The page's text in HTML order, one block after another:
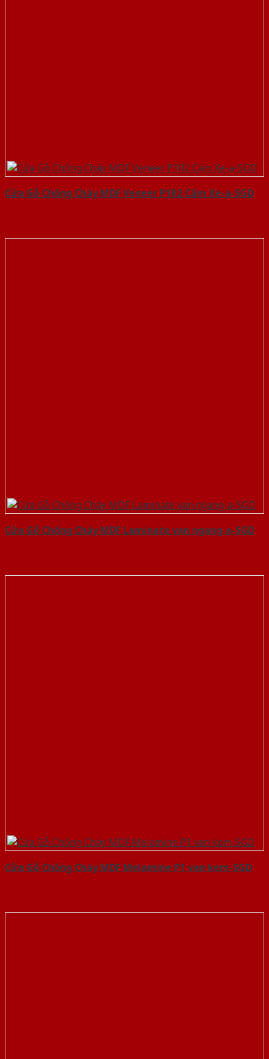
Cửa Gỗ Chống Cháy MDF Veneer P1R2 Căm Xe-a-SGD
Cửa Gỗ Chống Cháy MDF Laminate van ngang-a-SGD
Cửa Gỗ Chống Cháy MDF Melamine P1 van kem-SGD